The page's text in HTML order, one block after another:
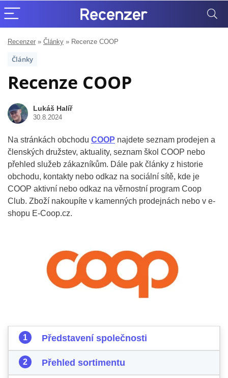
Recenzer » Články » Recenze COOP
Články
Recenze COOP
Lukáš Halíř
30.8.2024
Na stránkách obchodu COOP najdete seznam prodejen a
členských družstev, aktuality, seznam škol COOP nebo
přehled služeb zákazníkům. Dále pak články z historie
obchodu, kontakty nebo odkaz na sociální sítě, kde je
COOP aktivní nebo odkaz na věrnostní program Coop
Club. Zboží nakoupíte v kamenných prodejnách nebo v e-
shopu E-Coop.cz.
Představení společnosti
Přehled sortimentu